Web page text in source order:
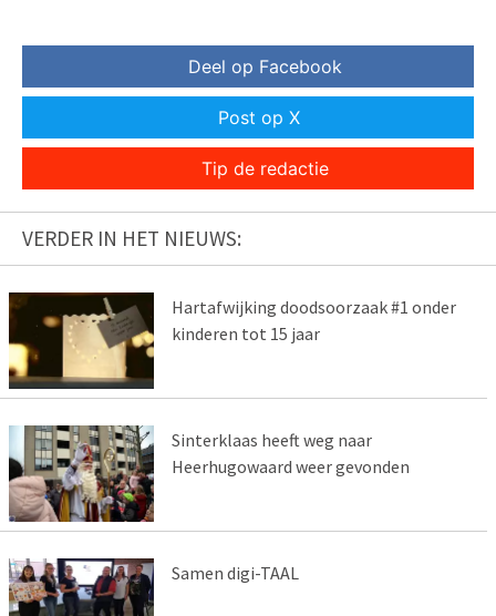
Deel op Facebook
Post op X
Tip de redactie
VERDER IN HET NIEUWS:
Hartafwijking doodsoorzaak #1 onder
kinderen tot 15 jaar
Sinterklaas heeft weg naar
Heerhugowaard weer gevonden
Samen digi-TAAL